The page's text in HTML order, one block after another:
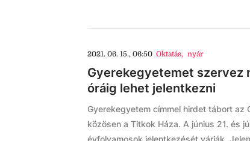
2021. 06. 15., 06:50 Oktatás, nyár
Gyerekegyetemet szervez
óráig lehet jelentkezni
Gyerekegyetem címmel hirdet tábort az
közösen a Titkok Háza. A június 21. és
évfolyamosok jelentkezését várják.